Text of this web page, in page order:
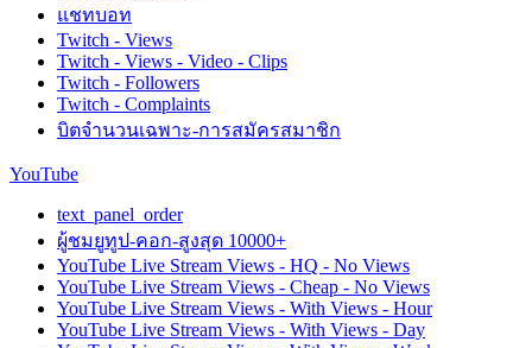
แชทบอท
Twitch - Views
Twitch - Views - Video - Clips
Twitch - Followers
Twitch - Complaints
บิตจำนวนเฉพาะ-การสมัครสมาชิก
YouTube
text_panel_order
ผู้ชมยูทูป-คอก-สูงสุด 10000+
YouTube Live Stream Views - HQ - No Views
YouTube Live Stream Views - Cheap - No Views
YouTube Live Stream Views - With Views - Hour
YouTube Live Stream Views - With Views - Day